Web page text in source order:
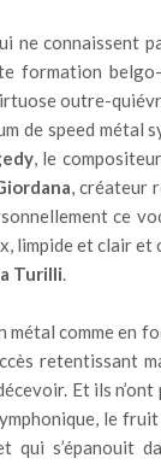
ne connaissent
formation
outre-
de speed métal
, le
, créateur
ce
limpide et clair
Turilli.
métal comme en
retentissant
Et ils n’ont
le
qui s’épanouit